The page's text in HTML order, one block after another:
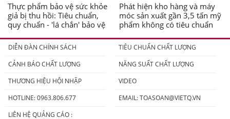
Thực phẩm bảo vệ sức khỏe
giả bị thu hồi: Tiêu chuẩn,
quy chuẩn - 'lá chắn' bảo vệ
Phát hiện kho hàng và máy
móc sản xuất gần 3,5 tấn mỹ
phẩm không có tiêu chuẩn
DIỄN ĐÀN CHÍNH SÁCH
TIÊU CHUẨN CHẤT LƯỢNG
CẢNH BÁO CHẤT LƯỢNG
NĂNG SUẤT CHẤT LƯỢNG
THƯƠNG HIỆU HỘI NHẬP
VIDEO
HOTLINE: 0963.806.677
EMAIL:TOASOAN@VIETQ.VN
LIÊN HỆ QUẢNG CÁO :